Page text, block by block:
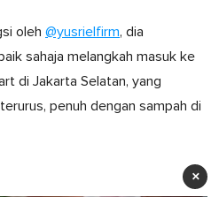
oleh @yusrielfirm, dia
sahaja melangkah masuk ke
di Jakarta Selatan, yang
penuh dengan sampah di
×